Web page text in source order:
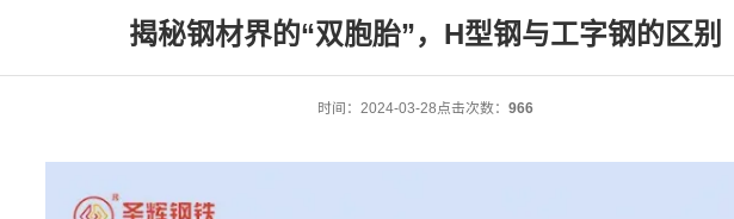
揭秘钢材界的“双胞胎”，H型钢与工字钢的区别
时间：2024-03-28点击次数：966